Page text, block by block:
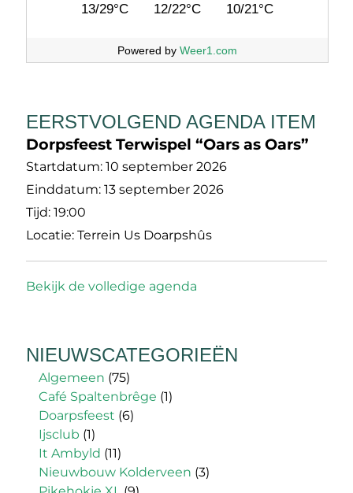
13/29°C 12/22°C 10/21°C
Powered by Weer1.com
EERSTVOLGEND AGENDA ITEM
Dorpsfeest Terwispel “Oars as Oars”
Startdatum: 10 september 2026
Einddatum: 13 september 2026
Tijd: 19:00
Locatie: Terrein Us Doarpshûs
Bekijk de volledige agenda
NIEUWSCATEGORIEËN
Algemeen (75)
Café Spaltenbrêge (1)
Doarpsfeest (6)
Ijsclub (1)
It Ambyld (11)
Nieuwbouw Kolderveen (3)